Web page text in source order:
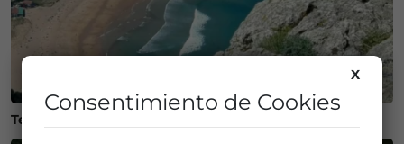
Temperaturas históricas del agua en el Mar Cantábrico
X
Consentimiento de Cookies